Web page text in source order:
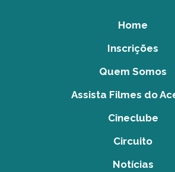
Home
Inscrições
Quem Somos
Assista Filmes do
Cineclube
Circuito
Notícias